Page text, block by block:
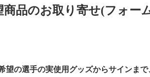
商品のお取り寄せ(フォー
望の選手の実使用グッズからサインま